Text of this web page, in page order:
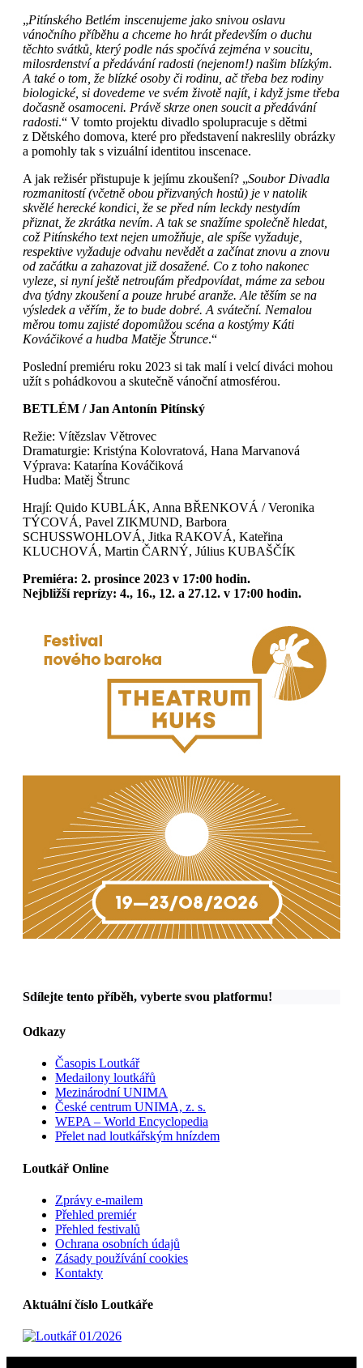
„Pitínského Betlém inscenujeme jako snivou oslavu
vánočního příběhu a chceme ho hrát především o duchu
těchto svátků, který podle nás spočívá zejména v soucitu,
milosrdenství a předávání radosti (nejenom!) našim blízkým.
A také o tom, že blízké osoby či rodinu, ač třeba bez rodiny
biologické, si dovedeme ve svém životě najít, i když jsme třeba
dočasně osamoceni. Právě skrze onen soucit a předávání
radosti.“ V tomto projektu divadlo spolupracuje s dětmi
z Dětského domova, které pro představení nakreslily obrázky
a pomohly tak s vizuální identitou inscenace.
A jak režisér přistupuje k jejímu zkoušení? „Soubor Divadla
rozmanitostí (včetně obou přizvaných hostů) je v natolik
skvělé herecké kondici, že se před ním leckdy nestydím
přiznat, že zkrátka nevím. A tak se snažíme společně hledat,
což Pitínského text nejen umožňuje, ale spíše vyžaduje,
respektive vyžaduje odvahu nevědět a začínat znovu a znovu
od začátku a zahazovat již dosažené. Co z toho nakonec
vyleze, si nyní ještě netroufám předpovídat, máme za sebou
dva týdny zkoušení a pouze hrubé aranže. Ale těším se na
výsledek a věřím, že to bude dobré. A sváteční. Nemalou
měrou tomu zajisté dopomůžou scéna a kostýmy Káti
Kováčikové a hudba Matěje Štrunce.“
Poslední premiéru roku 2023 si tak malí i velcí diváci mohou
užít s pohádkovou a skutečně vánoční atmosférou.
BETLÉM / Jan Antonín Pitínský
Režie: Vítězslav Větrovec
Dramaturgie: Kristýna Kolovratová, Hana Marvanová
Výprava: Katarína Kováčiková
Hudba: Matěj Štrunc
Hrají: Quido KUBLÁK, Anna BŘENKOVÁ / Veronika
TÝCOVÁ, Pavel ZIKMUND, Barbora
SCHUSSWOHLOVÁ, Jitka RAKOVÁ, Kateřina
KLUCHOVÁ, Martin ČARNÝ, Július KUBAŠČÍK
Premiéra: 2. prosince 2023 v 17:00 hodin.
Nejbližší reprízy: 4., 16., 12. a 27.12. v 17:00 hodin.
Sdílejte tento příběh, vyberte svou platformu!
Odkazy
Časopis Loutkář
Medailony loutkářů
Mezinárodní UNIMA
České centrum UNIMA, z. s.
WEPA – World Encyclopedia
Přelet nad loutkářským hnízdem
Loutkář Online
Zprávy e-mailem
Přehled premiér
Přehled festivalů
Ochrana osobních údajů
Zásady používání cookies
Kontakty
Aktuální číslo Loutkáře